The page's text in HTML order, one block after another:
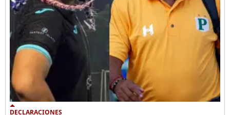
DECLARACIONES